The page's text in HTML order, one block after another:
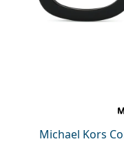
Michael Kors